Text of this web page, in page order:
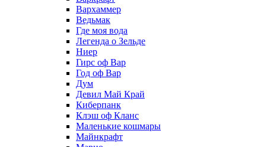
Вархаммер
Ведьмак
Где моя вода
Легенда о Зельде
Ниер
Гирс оф Вар
Год оф Вар
Дум
Девил Май Край
Киберпанк
Клэш оф Кланс
Маленькие кошмары
Майнкрафт